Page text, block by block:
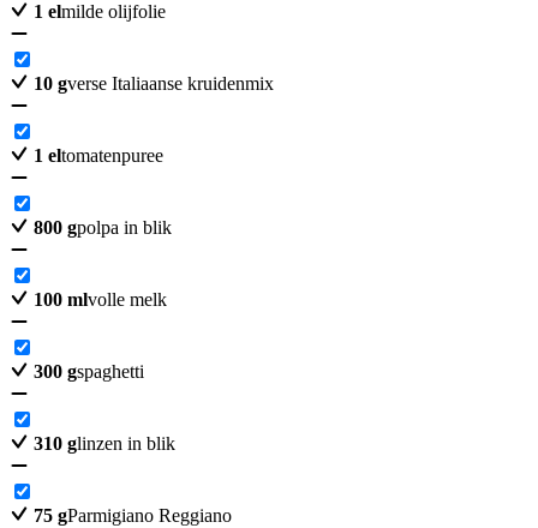
1 elmilde olijfolie
10 gverse Italiaanse kruidenmix
1 eltomatenpuree
800 gpolpa in blik
100 mlvolle melk
300 gspaghetti
310 glinzen in blik
75 gParmigiano Reggiano